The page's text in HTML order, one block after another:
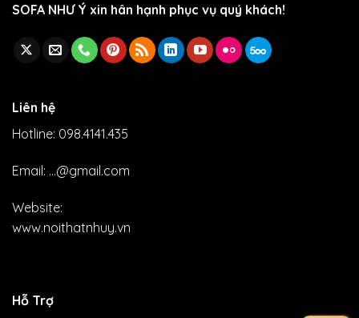
SOFA NHƯ Ý xin hân hạnh phục vụ quý khách!
Liên hệ
Hotline: 098.4141.435
Email: ...@gmail.com
Website:
www.noithatnhuy.vn
Hỗ Trợ